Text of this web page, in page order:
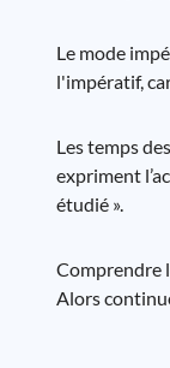
Le mode
l'impératif,
Les temps
expriment
étudié ».
Comprendre
Alors